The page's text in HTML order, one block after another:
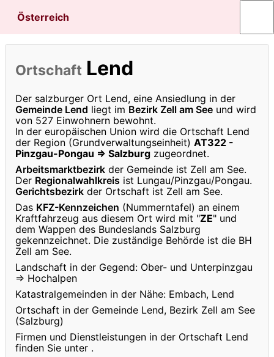
Österreich
Ortschaft Lend
Der salzburger Ort Lend, eine Ansiedlung in der
Gemeinde Lend liegt im Bezirk Zell am See und wird
von 527 Einwohnern bewohnt.
In der europäischen Union wird die Ortschaft Lend
der Region (Grundverwaltungseinheit) AT322 -
Pinzgau-Pongau ⇒ Salzburg zugeordnet.
Arbeitsmarktbezirk der Gemeinde ist Zell am See.
Der Regionalwahlkreis ist Lungau/Pinzgau/Pongau.
Gerichtsbezirk der Ortschaft ist Zell am See.
Das KFZ-Kennzeichen (Nummerntafel) an einem
Kraftfahrzeug aus diesem Ort wird mit "ZE" und
dem Wappen des Bundeslands Salzburg
gekennzeichnet. Die zuständige Behörde ist die BH
Zell am See.
Landschaft in der Gegend: Ober- und Unterpinzgau
⇒ Hochalpen
Katastralgemeinden in der Nähe: Embach, Lend
Ortschaft in der Gemeinde Lend, Bezirk Zell am See
(Salzburg)
Firmen und Dienstleistungen in der Ortschaft Lend
finden Sie unter .